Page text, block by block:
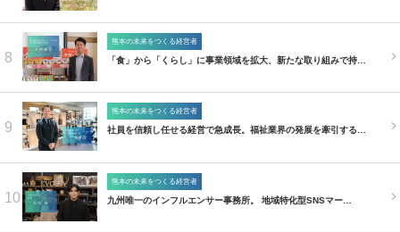
8
熊本の未来をつくる経営者
「食」から「くらし」に事業領域を拡大、新たな取り組みで持…
9
熊本の未来をつくる経営者
社員を信頼し任せる経営で急成長。福祉業界の発展を牽引する…
10
熊本の未来をつくる経営者
九州唯一のインフルエンサー事務所。 地域特化型SNSマー…